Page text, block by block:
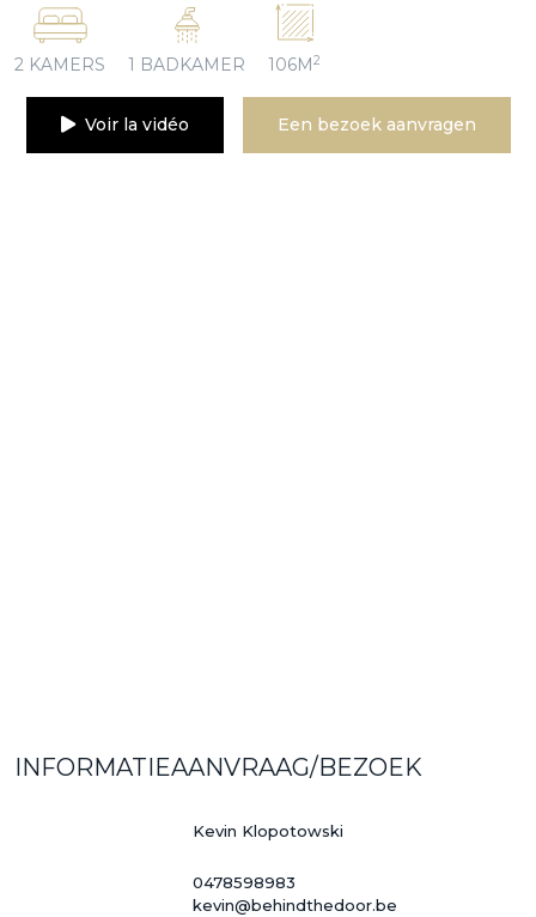
2 KAMERS 1 BADKAMER 106M2
Voir la vidéo Een bezoek aanvragen
INFORMATIEAANVRAAG/BEZOEK
Kevin Klopotowski
0478598983
kevin@behindthedoor.be